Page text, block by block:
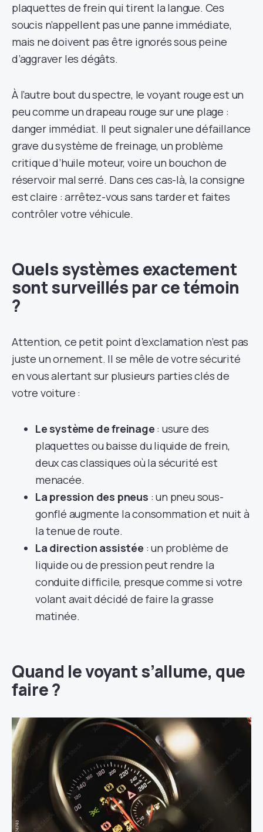
plaquettes de frein qui tirent la langue. Ces
soucis n’appellent pas une panne immédiate,
mais ne doivent pas être ignorés sous peine
d’aggraver les dégâts.
À l’autre bout du spectre, le voyant rouge est un
peu comme un drapeau rouge sur une plage :
danger immédiat. Il peut signaler une défaillance
grave du système de freinage, un problème
critique d’huile moteur, voire un bouchon de
réservoir mal serré. Dans ces cas-là, la consigne
est claire : arrêtez-vous sans tarder et faites
contrôler votre véhicule.
Quels systèmes exactement
sont surveillés par ce témoin
?
Attention, ce petit point d’exclamation n’est pas
juste un ornement. Il se mêle de votre sécurité
en vous alertant sur plusieurs parties clés de
votre voiture :
Le système de freinage : usure des
plaquettes ou baisse du liquide de frein,
deux cas classiques où la sécurité est
menacée.
La pression des pneus : un pneu sous-
gonflé augmente la consommation et nuit à
la tenue de route.
La direction assistée : un problème de
liquide ou de pression peut rendre la
conduite difficile, presque comme si votre
volant avait décidé de faire la grasse
matinée.
Quand le voyant s’allume, que
faire ?